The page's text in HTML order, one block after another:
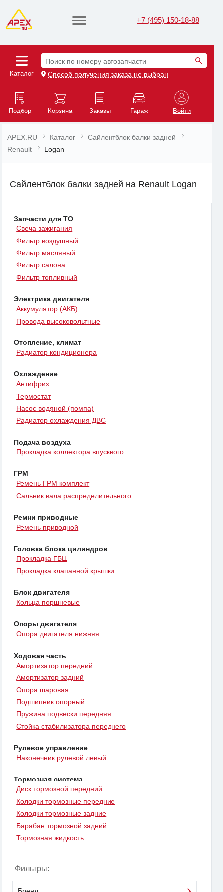
+7 (495) 150-18-88
Каталог
Поиск по номеру автозапчасти
Способ получения заказа не выбран
Подбор Корзина Заказы Гараж Войти
APEX.RU Каталог
Сайлентблок балки задней
Renault
Logan
Сайлентблок балки задней на Renault Logan
Запчасти для ТО
Свеча зажигания
Фильтр воздушный
Фильтр масляный
Фильтр салона
Фильтр топливный
Электрика двигателя
Аккумулятор (АКБ)
Провода высоковольтные
Отопление, климат
Радиатор кондиционера
Охлаждение
Антифриз
Термостат
Насос водяной (помпа)
Радиатор охлаждения ДВС
Подача воздуха
Прокладка коллектора впускного
ГРМ
Ремень ГРМ комплект
Сальник вала распределительного
Ремни приводные
Ремень приводной
Головка блока цилиндров
Прокладка ГБЦ
Прокладка клапанной крышки
Блок двигателя
Кольца поршневые
Опоры двигателя
Опора двигателя нижняя
Ходовая часть
Амортизатор передний
Амортизатор задний
Опора шаровая
Подшипник опорный
Пружина подвески передняя
Стойка стабилизатора переднего
Рулевое управление
Наконечник рулевой левый
Тормозная система
Диск тормозной передний
Колодки тормозные передние
Колодки тормозные задние
Барабан тормозной задний
Тормозная жидкость
Фильтры: